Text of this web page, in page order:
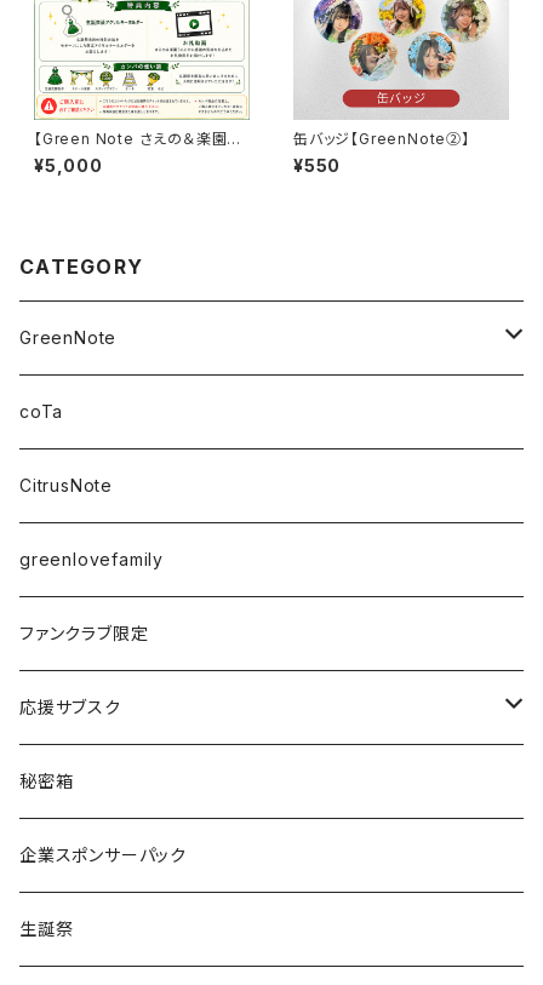
【Green Note さえの＆楽園う
らら 合同生誕祭2026】カンパパ
ック5000
¥5,000
缶バッジ【GreenNote②】
¥550
CATEGORY
GreenNote
さえの
愛乃茉央
虹海ぽんず
楽園うらら
りな
える
るか
coTa
CitrusNote
greenlovefamily
ファンクラブ限定
応援サブスク
Green Note
Citrus Note
coTa
秘密箱
企業スポンサーパック
生誕祭